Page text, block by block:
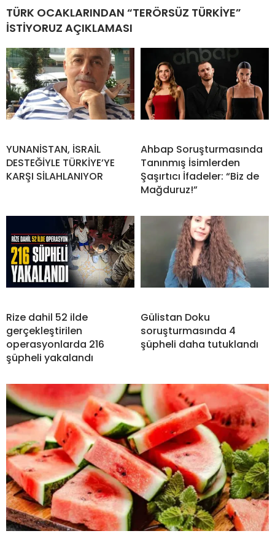
TÜRK OCAKLARINDAN “TERÖRSÜZ TÜRKİYE”
İSTİYORUZ AÇIKLAMASI
YUNANİSTAN, İSRAİL
DESTEĞİYLE TÜRKİYE’YE
KARŞI SİLAHLANIYOR
Ahbap Soruşturmasında
Tanınmış İsimlerden
Şaşırtıcı İfadeler: “Biz de
Mağduruz!”
Rize dahil 52 ilde
gerçekleştirilen
operasyonlarda 216
şüpheli yakalandı
Gülistan Doku
soruşturmasında 4
şüpheli daha tutuklandı